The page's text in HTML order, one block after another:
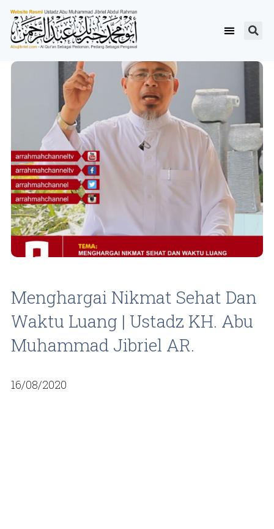
Menghargai Nikmat Sehat Dan
Waktu Luang | Ustadz KH. Abu
Muhammad Jibriel AR.
16/08/2020